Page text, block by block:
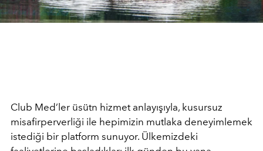
Club Med’ler üsütn hizmet anlayışıyla, kusursuz
misafirperverliği ile hepimizin mutlaka deneyimlemek
istediği bir platform sunuyor. Ülkemizdeki